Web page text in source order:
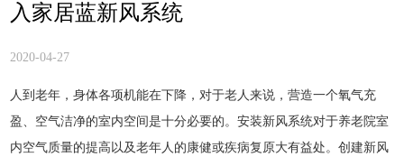
入家居蓝新风系统
2020-04-27
人到老年，身体各项机能在下降，对于老人来说，营造一个氧气充
盈、空气洁净的室内空间是十分必要的。安装新风系统对于养老院室
内空气质量的提高以及老年人的康健或疾病复原大有益处。创建新风